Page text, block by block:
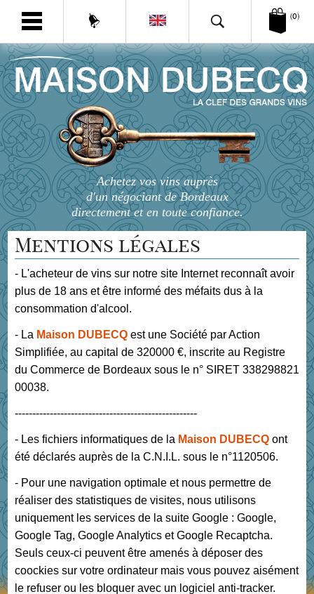
(0)
Achetez vos vins auprès
d'un négociant de Bordeaux
directement et en toute confiance.
Mentions légales
- L'acheteur de vins sur notre site Internet reconnaît avoir
plus de 18 ans et être informé des méfaits dus à la
consommation d'alcool.
- La Maison DUBECQest une Société par Action
Simplifiée, au capital de 320000 €, inscrite au Registre
du Commerce de Bordeaux sous le n° SIRET 338298821
00038.
----------------------------------------------------
- Les fichiers informatiques de la Maison DUBECQont
été déclarés auprès de la C.N.I.L. sous le n°1120506.
- Pour une navigation optimale et nous permettre de
réaliser des statistiques de visites, nous utilisons
uniquement les services de la suite Google : Google,
Google Tag, Google Analytics et Google Recaptcha.
Seuls ceux-ci peuvent être amenés à déposer des
coockies sur votre ordinateur mais vous pouvez aisément
le refuser ou les bloquer avec un logiciel anti-tracker.